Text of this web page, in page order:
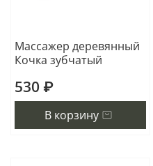
Массажер деревянный
Кочка зубчатый
530 ₽
В корзину